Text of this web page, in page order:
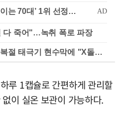
다 죽어"…녹취 폭로 파장
김희철, 거꾸로 걸린 광복절 태극기 현수막에 "X돌았네"
루 1캡슐로 간편하게 관리할
이 실온 보관이 가능하다.